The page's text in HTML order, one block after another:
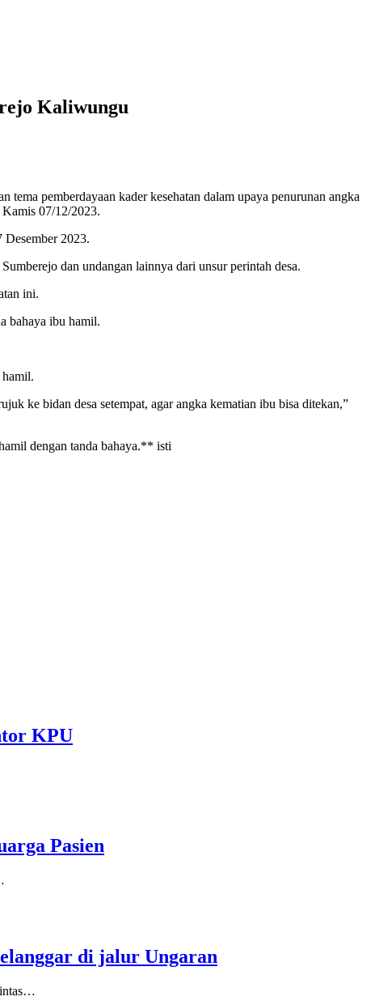
Kaliwungu
pemberdayaan kader kesehatan dalam upaya penurunan angka
07/12/2023.
Desember 2023.
dan undangan lainnya dari unsur perintah desa.
ini.
bahaya ibu hamil.
ke bidan desa setempat, agar angka kematian ibu bisa ditekan,”
dengan tanda bahaya.** isti
KPU
Pasien
di jalur Ungaran